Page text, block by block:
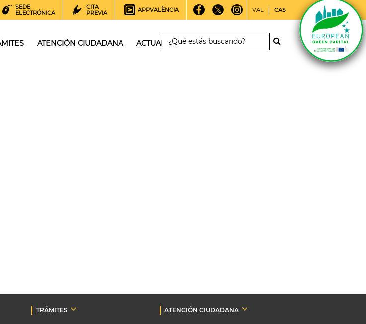
SEDE
ELECTRÓNICA
CITA
PREVIA
APPVALÈNCIA VAL CAS
ATENCIÓN CIUDADANA ACTUALIDAD
TRÁMITES
ATENCIÓN CIUDADANA